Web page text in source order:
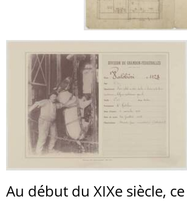
Au début du XIXe siècle,